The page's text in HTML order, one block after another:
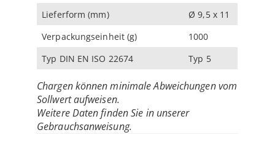
Lieferform (mm)
Ø 9,5 x 11
Verpackungseinheit (g)
1000
Typ DIN EN ISO 22674
Typ 5
Chargen können minimale Abweichungen vom
Sollwert aufweisen.
Weitere Daten finden Sie in unserer
Gebrauchsanweisung.